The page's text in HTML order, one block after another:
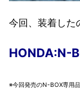
今回、装着した
HONDA:N-
※今回発売のN-BOX専用